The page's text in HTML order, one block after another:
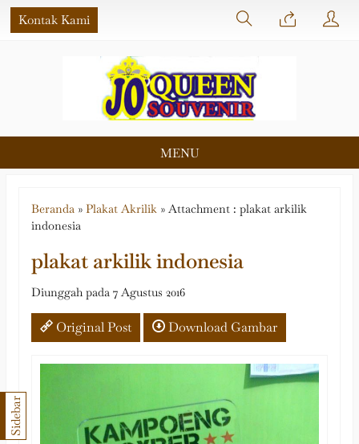
Kontak Kami
MENU
Beranda » Plakat Akrilik » Attachment : plakat arkilik
indonesia
plakat arkilik indonesia
Diunggah pada 7 Agustus 2016
Original Post Download Gambar
Sidebar